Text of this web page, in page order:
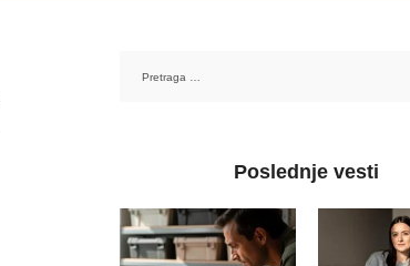
Poslednje vesti